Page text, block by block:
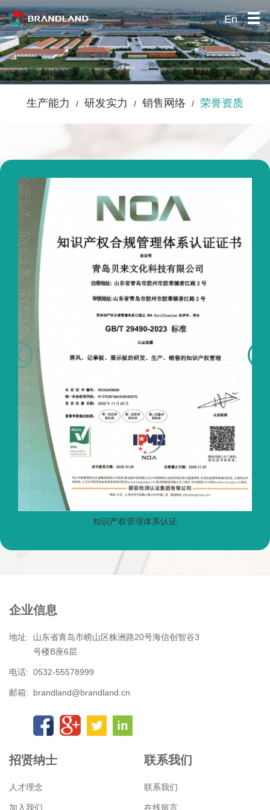
首页
关于我们
招贤纳士
联系我们
En
生产能力 / 研发实力 / 销售网络 / 荣誉资质
知识产权管理体系认证
企业信息
地址:
山东省青岛市崂山区株洲路20号海信创智谷3
号楼B座6层
电话: 0532-55578999
邮箱: brandland@brandland.cn
招贤纳士
人才理念
加入我们
联系我们
联系我们
在线留言